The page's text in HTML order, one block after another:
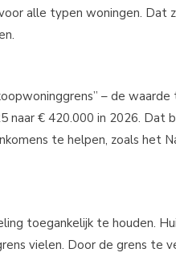
alle typen woningen. Dat
– de
naar € 420.000 in 2026. Dat
te helpen, zoals het
toegankelijk te houden.
vielen. Door de grens te